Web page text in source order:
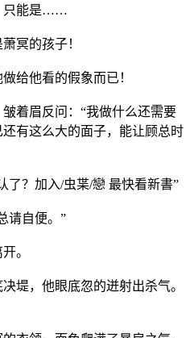
只能是……
冥的孩子！
给他看的假象而已！
着眉反问：“我做什么还需要
有这么大的面子，能让顾总时
？加入/虫枼/戀 最快看新書”
请自便。”
。
堤，他眼底忽的迸射出杀气。